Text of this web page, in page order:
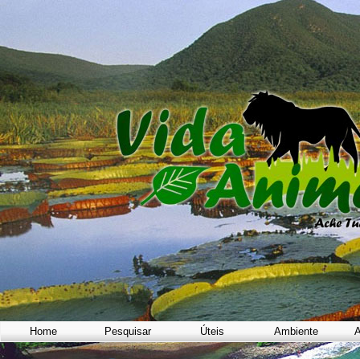
Home Pesquisar Úteis Ambiente